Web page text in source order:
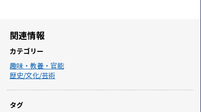
関連情報
カテゴリー
趣味・教養・官能
歴史/文化/芸術
タグ